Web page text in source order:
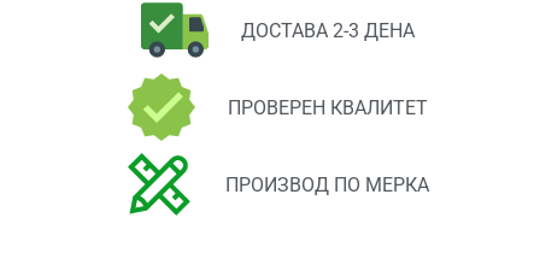
ДОСТАВА 2-3 ДЕНА
ПРОВЕРЕН КВАЛИТЕТ
ПРОИЗВОД ПО МЕРКА